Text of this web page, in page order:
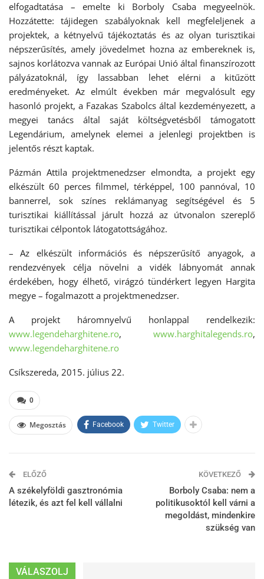
elfogadtatása – emelte ki Borboly Csaba megyeelnök.
Hozzátette: tájidegen szabályoknak kell megfeleljenek a
projektek, a kétnyelvű tájékoztatás és az olyan turisztikai
népszerűsítés, amely jövedelmet hozna az embereknek is,
sajnos korlátozva vannak az Európai Unió által finanszírozott
pályázatoknál, így lassabban lehet elérni a kitűzött
eredményeket. Az elmúlt években már megvalósult egy
hasonló projekt, a Fazakas Szabolcs által kezdeményezett, a
megyei tanács által saját költségvetésből támogatott
Legendárium, amelynek elemei a jelenlegi projektben is
jelentős részt kaptak.
Pázmán Attila projektmenedzser elmondta, a projekt egy
elkészült 60 perces filmmel, térképpel, 100 pannóval, 10
bannerrel, sok színes reklámanyag segítségével és 5
turisztikai kiállítással járult hozzá az útvonalon szereplő
turisztikai célpontok látogatottságához.
– Az elkészült információs és népszerűsítő anyagok, a
rendezvények célja növelni a vidék lábnyomát annak
érdekében, hogy élhető, virágzó tündérkert legyen Hargita
megye – fogalmazott a projektmenedzser.
A projekt háromnyelvű honlappal rendelkezik:
www.legendeharghitene.ro, www.harghitalegends.ro,
www.legendeharghitene.ro
Csíkszereda, 2015. július 22.
0
Megosztás Facebook Twitter
ELŐZŐ
A székelyföldi gasztronómia
létezik, és azt fel kell vállalni
KÖVETKEZŐ
Borboly Csaba: nem a
politikusoktól kell várni a
megoldást, mindenkire
szükség van
VÁLASZOLJ